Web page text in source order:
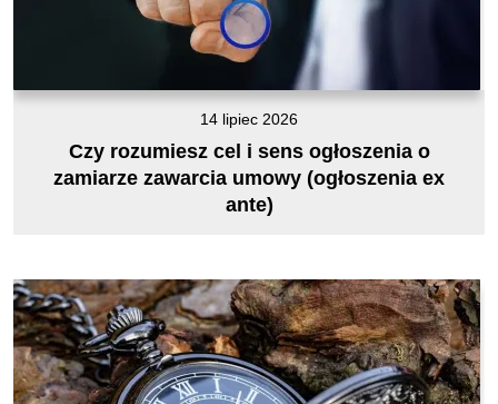
14 lipiec 2026
Czy rozumiesz cel i sens ogłoszenia o
zamiarze zawarcia umowy (ogłoszenia ex
ante)